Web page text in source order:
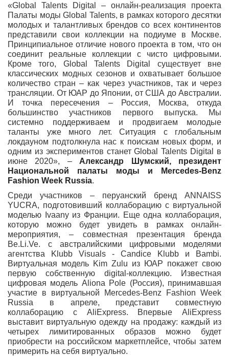
«Global Talents Digital – онлайн-реализация проекта
Палаты моды Global Talents, в рамках которого десятки
молодых и талантливых брендов со всех континентов
представили свои коллекции на подиуме в Москве.
Принципиальное отличие нового проекта в том, что он
соединит реальные коллекции с чисто цифровыми.
Кроме того, Global Talents Digital существует вне
классических модных сезонов и охватывает большое
количество стран – как через участников, так и через
трансляции. От ЮАР до Японии, от США до Австралии.
И точка пересечения – Россия, Москва, откуда
большинство участников первого выпуска. Мы
системно поддерживаем и продвигаем молодые
таланты уже много лет. Ситуация с глобальным
локдауном подтолкнула нас к поискам новых форм, и
одним из экспериментов станет Global Talents Digital в
июне 2020», – Александр Шумский, президент
Национальной палаты моды и Mercedes-Benz
Fashion Week Russia.
Среди участников – перуанский бренд ANNAISS
YUCRA, подготовивший коллаборацию с виртуальной
моделью
Ivaanyиз Франции. Еще одна коллаборация,
которую можно будет увидеть в рамках онлайн-
мероприятия, – совместная презентация бренда
Be.Li.Ve. с австралийскими цифровыми моделями
агентства
Klubb Visuals - Candice Klubb и Bambi.
Виртуальная модель Kim Zulu из ЮАР покажет свою
первую собственную digital-коллекцию. Известная
цифровая модель Aliona Pole (Россия), принимавшая
участие в виртуальной Mercedes-Benz Fashion Week
Russia в апреле, представит совместную
коллаборацию с AliExpress. Впервые AliExpress
выставит виртуальную одежду на продажу: каждый из
четырех лимитированных образов можно будет
приобрести на российском маркетплейсе, чтобы затем
примерить на себя виртуально.